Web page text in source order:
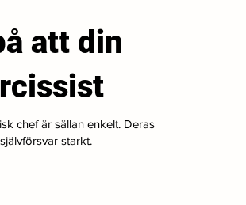
att din
chef är sällan enkelt. Deras
starkt.